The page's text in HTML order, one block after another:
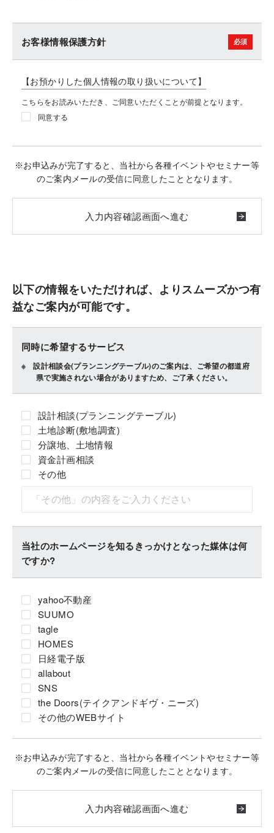
お客様情報保護方針
【お預かりした個人情報の取り扱いについて】
こちらをお読みいただき、ご同意いただくことが前提となります。
同意する
※お申込みが完了すると、当社から各種イベントやセミナー等
のご案内メールの受信に同意したこととなります。
以下の情報をいただければ、よりスムーズかつ有
益なご案内が可能です。
同時に希望するサービス
設計相談会(プランニングテーブル)のご案内は、ご希望の都道府
県で実施されない場合がありますため、ご了承ください。
設計相談(プランニングテーブル)
土地診断(敷地調査)
分譲地、土地情報
資金計画相談
その他
当社のホームページを知るきっかけとなった媒体は何
ですか?
yahoo不動産
SUUMO
tagle
HOMES
日経電子版
allabout
SNS
the Doors(テイクアンドギヴ・ニーズ)
その他のWEBサイト
※お申込みが完了すると、当社から各種イベントやセミナー等
のご案内メールの受信に同意したこととなります。